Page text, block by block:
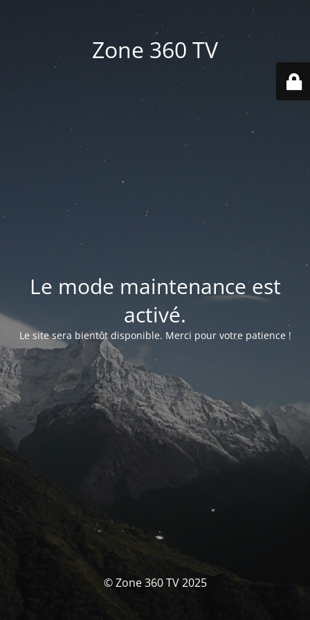
Zone 360 TV
Le mode maintenance est
activé.
Le site sera bientôt disponible. Merci pour votre patience !
© Zone 360 TV 2025